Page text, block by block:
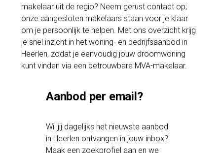
makelaar uit de regio? Neem gerust contact op;
onze aangesloten makelaars staan voor je klaar
om je persoonlijk te helpen. Met ons overzicht krijg
je snel inzicht in het woning- en bedrijfsaanbod in
Heerlen, zodat je eenvoudig jouw droomwoning
kunt vinden via een betrouwbare MVA-makelaar.
Aanbod per email?
Wil jij dagelijks het nieuwste aanbod
in Heerlen ontvangen in jouw inbox?
Maak een zoekprofiel aan en we